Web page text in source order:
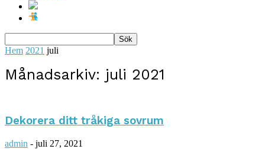
Hem 2021 juli
Månadsarkiv: juli 2021
Dekorera ditt tråkiga sovrum
admin - juli 27, 2021